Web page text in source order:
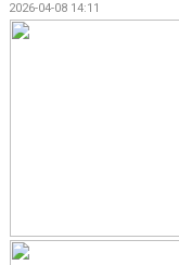
2026-04-08 14:11